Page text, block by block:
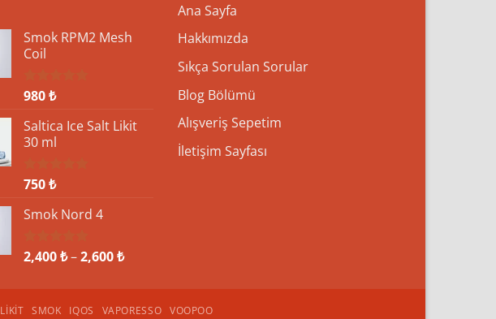
Smok RPM2 Mesh
Coil
5 üzerinden
aldı
980₺
Saltica Ice Salt Likit
30 ml
5 üzerinden
aldı
750₺
Smok Nord 4
5 üzerinden
2,400₺–2,600₺Fiyat
-
Ana Sayfa
Hakkımızda
Sıkça Sorulan Sorular
Blog Bölümü
Alışveriş Sepetim
İletişim Sayfası
LIKIT SMOK IQOS VAPORESSO VOOPOO